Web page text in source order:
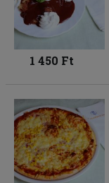
1 450 Ft